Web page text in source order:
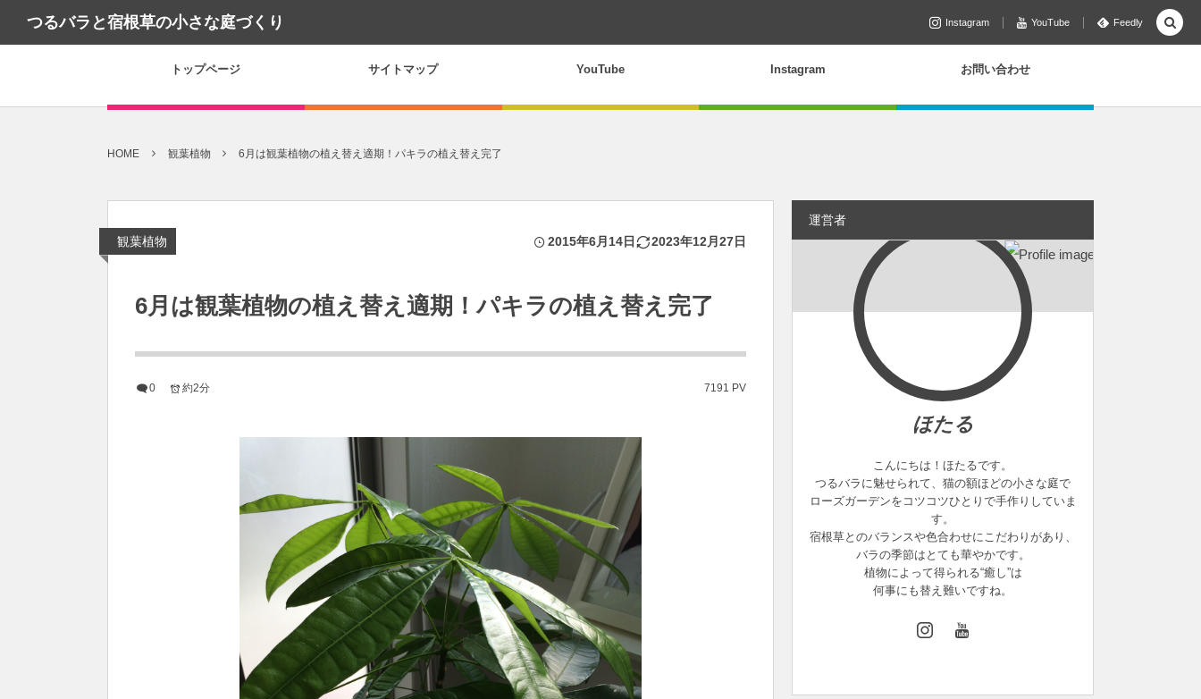
つるバラと宿根草の小さな庭づくり Instagram YouTube Feedly
トップページ サイトマップ YouTube Instagram お問い合わせ
HOME 観葉植物 6月は観葉植物の植え替え適期！パキラの植え替え完了
観葉植物 2015年6月14日 2023年12月27日
6月は観葉植物の植え替え適期！パキラの植え替え完了
0 7191 PV
約2分
運営者
ほたる
こんにちは！ほたるです。
つるバラに魅せられて、猫の額ほどの小さな庭で
ローズガーデンをコツコツひとりで手作りしていま
す。
宿根草とのバランスや色合わせにこだわりがあり、
バラの季節はとても華やかです。
植物によって得られる“癒し”は
何事にも替え難いですね。